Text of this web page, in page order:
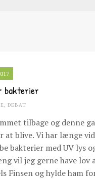
bakterier
, DEBAT
tilbage og denne
at blive. Vi har længe
bakterier med UV lys
vil jeg gerne have
Finsen og hylde ham